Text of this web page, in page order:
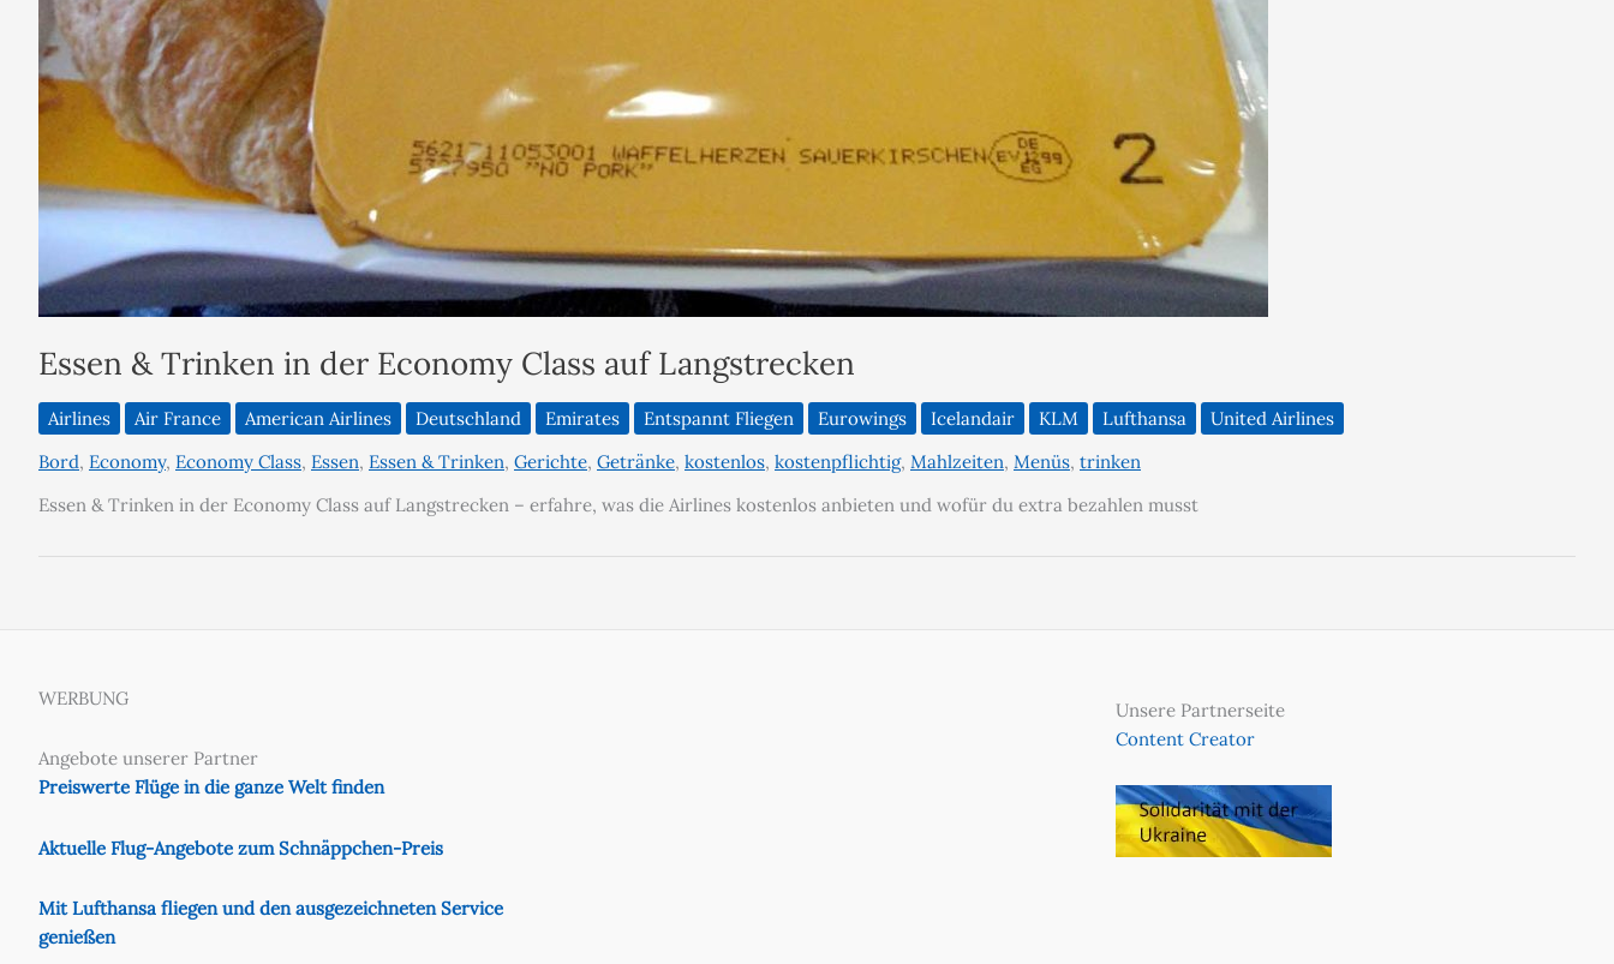
Essen & Trinken in der Economy Class auf Langstrecken
Airlines Air France American Airlines Deutschland Emirates Entspannt Fliegen Eurowings Icelandair KLM Lufthansa
United Airlines
Bord, Economy, Economy Class, Essen, Essen & Trinken, Gerichte, Getränke, kostenlos, kostenpflichtig, Mahlzeiten, Menüs, trinken
Essen & Trinken in der Economy Class auf Langstrecken – erfahre, was die Airlines kostenlos anbieten und wofür du extra bezahlen musst
WERBUNG
Angebote unserer Partner
Preiswerte Flüge in die ganze Welt finden
Aktuelle Flug-Angebote zum Schnäppchen-Preis
Mit Lufthansa fliegen und den ausgezeichneten Service
genießen
Unsere Partnerseite
Content Creator